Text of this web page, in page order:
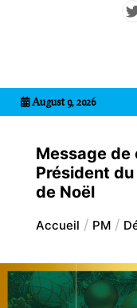
August 9, 2026
Message de
Président du
de Noël
Accueil PM